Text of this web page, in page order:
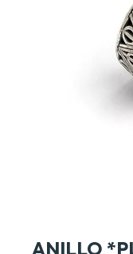
ANILLO